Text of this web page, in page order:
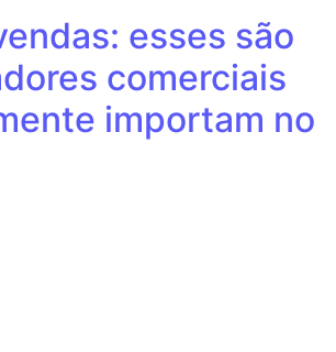
esses são
comerciais
importam no